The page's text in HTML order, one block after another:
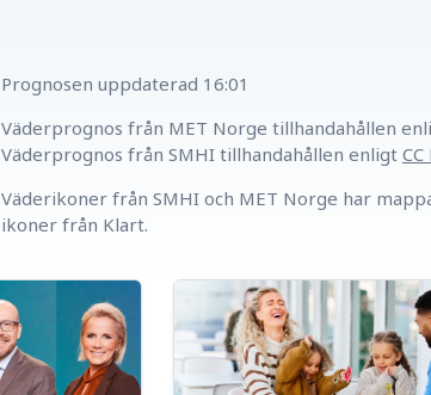
Prognosen uppdaterad 16:01
Väderprognos från MET Norge tillhandahållen
Väderprognos från SMHI tillhandahållen enligt CC
Väderikoner från SMHI och MET Norge har
ikoner från Klart.